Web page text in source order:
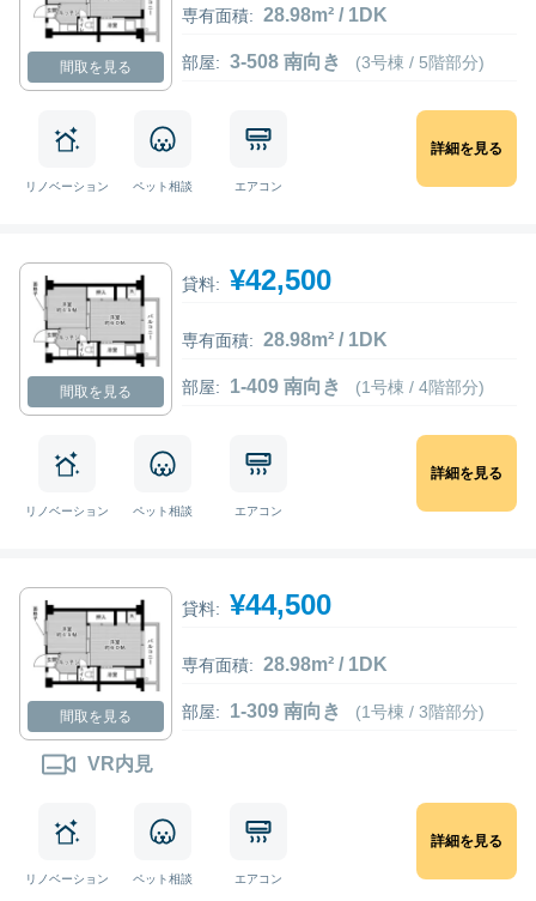
間取を見る
専有面積: 28.98m² / 1DK
部屋: 3-508 南向き (3号棟 / 5階部分)
リノベーション ペット相談 エアコン
詳細を見る
間取を見る
貸料: ¥42,500
専有面積: 28.98m² / 1DK
部屋: 1-409 南向き (1号棟 / 4階部分)
リノベーション ペット相談 エアコン
詳細を見る
間取を見る
VR内見
貸料: ¥44,500
専有面積: 28.98m² / 1DK
部屋: 1-309 南向き (1号棟 / 3階部分)
リノベーション ペット相談 エアコン
詳細を見る